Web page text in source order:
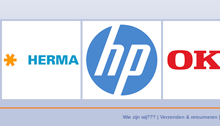
Wie zijn wij??? | Verzenden & retourneren